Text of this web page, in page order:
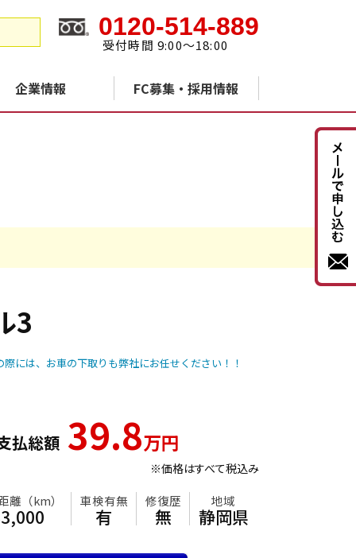
0120-514-889
受付時間 9:00～18:00
企業情報 FC募集・採用情報
3
は、お車の下取りも弊社にお任せください！！
払総額 39.8万円
※価格はすべて税込み